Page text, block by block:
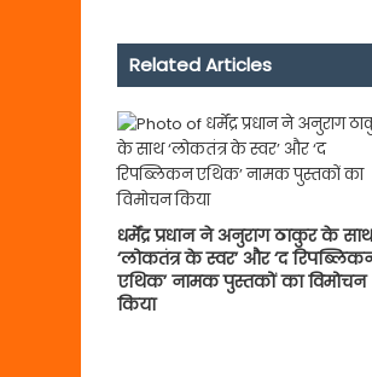
Related Articles
धर्मेंद्र प्रधान ने अनुराग ठाकुर के साथ
‘लोकतंत्र के स्वर’ और ‘द
एथिक’ नामक पुस्तकों का विमोचन
किया